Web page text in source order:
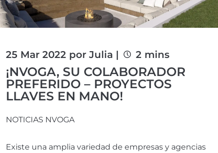
25 Mar 2022 por Julia | 2 mins
¡NVOGA, SU COLABORADOR
PREFERIDO – PROYECTOS
LLAVES EN MANO!
NOTICIAS NVOGA
Existe una amplia variedad de empresas y agencias